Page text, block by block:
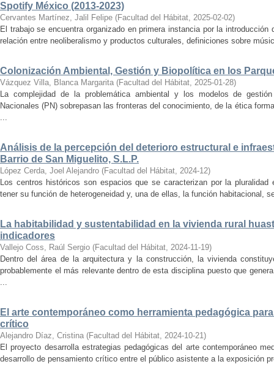
Spotify México (2013-2023)
Cervantes Martínez, Jalil Felipe (Facultad del Hábitat, 2025-02-02)
El trabajo se encuentra organizado en primera instancia por la
relación entre neoliberalismo y productos culturales, definiciones sobre
Colonización Ambiental, Gestión y Biopolítica en los
Vázquez Villa, Blanca Margarita (Facultad del Hábitat, 2025-01-28)
La complejidad de la problemática ambiental y los modelos de
Nacionales (PN) sobrepasan las fronteras del conocimiento, de la ética
...
Análisis de la percepción del deterioro estructural e
Barrio de San Miguelito, S.L.P.
López Cerda, Joel Alejandro (Facultad del Hábitat, 2024-12)
Los centros históricos son espacios que se caracterizan por la
tener su función de heterogeneidad y, una de ellas, la función habitacional,
La habitabilidad y sustentabilidad en la vivienda rural
indicadores
Vallejo Coss, Raúl Sergio (Facultad del Hábitat, 2024-11-19)
Dentro del área de la arquitectura y la construcción, la vivienda
probablemente el más relevante dentro de esta disciplina puesto que
...
El arte contemporáneo como herramienta pedagógica
crítico
Alejandro Díaz, Cristina (Facultad del Hábitat, 2024-10-21)
El proyecto desarrolla estrategias pedagógicas del arte contemporáneo
desarrollo de pensamiento crítico entre el público asistente a la exposición